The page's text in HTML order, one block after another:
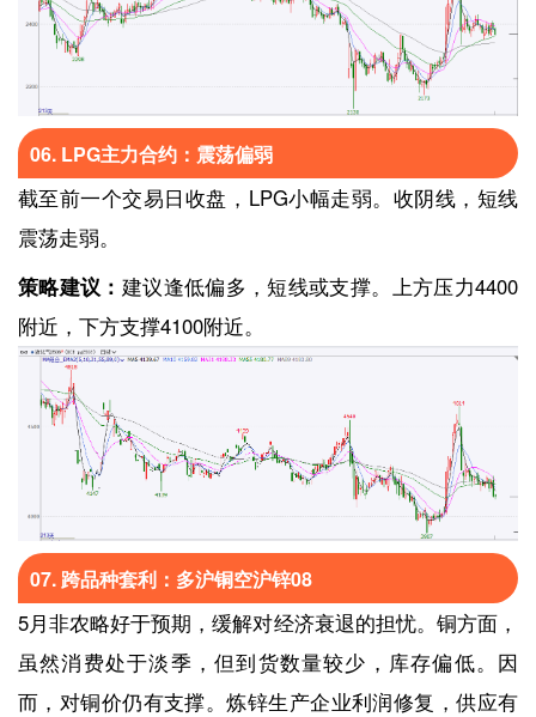
06. LPG主力合约：震荡偏弱
截至前一个交易日收盘，LPG小幅走弱。收阴线，短线
震荡走弱。
策略建议： 建议逢低偏多，短线或支撑。上方压力4400
附近，下方支撑4100附近。
07. 跨品种套利：多沪铜空沪锌08
5月非农略好于预期，缓解对经济衰退的担忧。铜方面，
虽然消费处于淡季，但到货数量较少，库存偏低。因
而，对铜价仍有支撑。炼锌生产企业利润修复，供应有